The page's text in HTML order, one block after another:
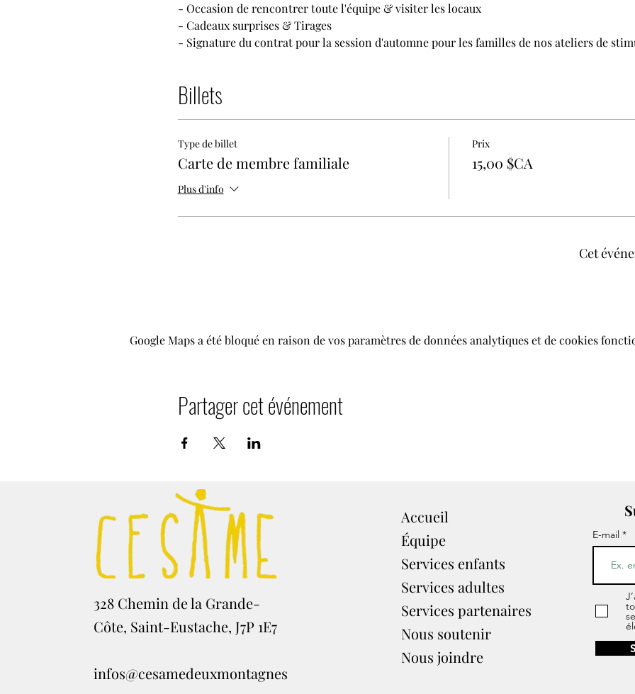
- Occasion de rencontrer toute l'équipe & visiter les locaux
- Cadeaux surprises & Tirages
- Signature du contrat pour la session d'automne pour les familles de nos ateliers de
Billets
Type de billet
Carte de membre familiale
Plus d'info
Prix
15,00 $CA
Cet
Google Maps a été bloqué en raison de vos paramètres de données analytiques et de cookies
Partager cet événement
328 Chemin de la Grande-
Côte, Saint-Eustache, J7P 1E7
infos@cesamedeuxmontagnes
Accueil
Équipe
Services enfants
Services adultes
Services partenaires​
Nous soutenir
Nous joindre
E-mail